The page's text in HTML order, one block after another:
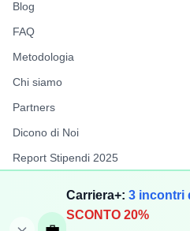
Carriera+: 3 incontri
SCONTO 20%
Blog
FAQ
Metodologia
Chi siamo
Partners
Dicono di Noi
Report Stipendi 2025